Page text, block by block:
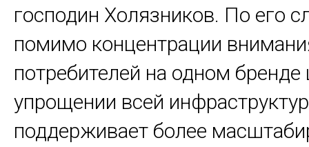
господин Холязников. По его
помимо концентрации
потребителей на одном бренде
упрощении всей
поддерживает более